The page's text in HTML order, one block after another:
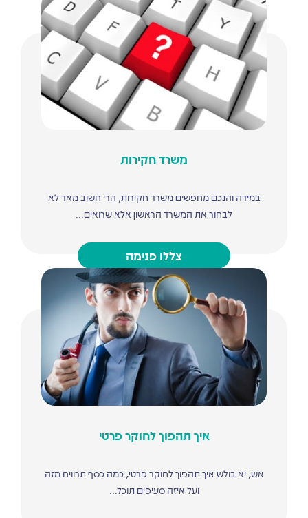
משרד חקירות
במידה והנכם מחפשים משרד חקירות, הרי חשוב מאד לא
לבחור את המשרד הראשון אלא שרואים...
צללו פנימה
איך תהפוך לחוקר פרטי
אש, יא בולש איך תהפוך לחוקר פרטי, כמה כסף תרוויח מזה
ועל איזה סעיפים תוכל...